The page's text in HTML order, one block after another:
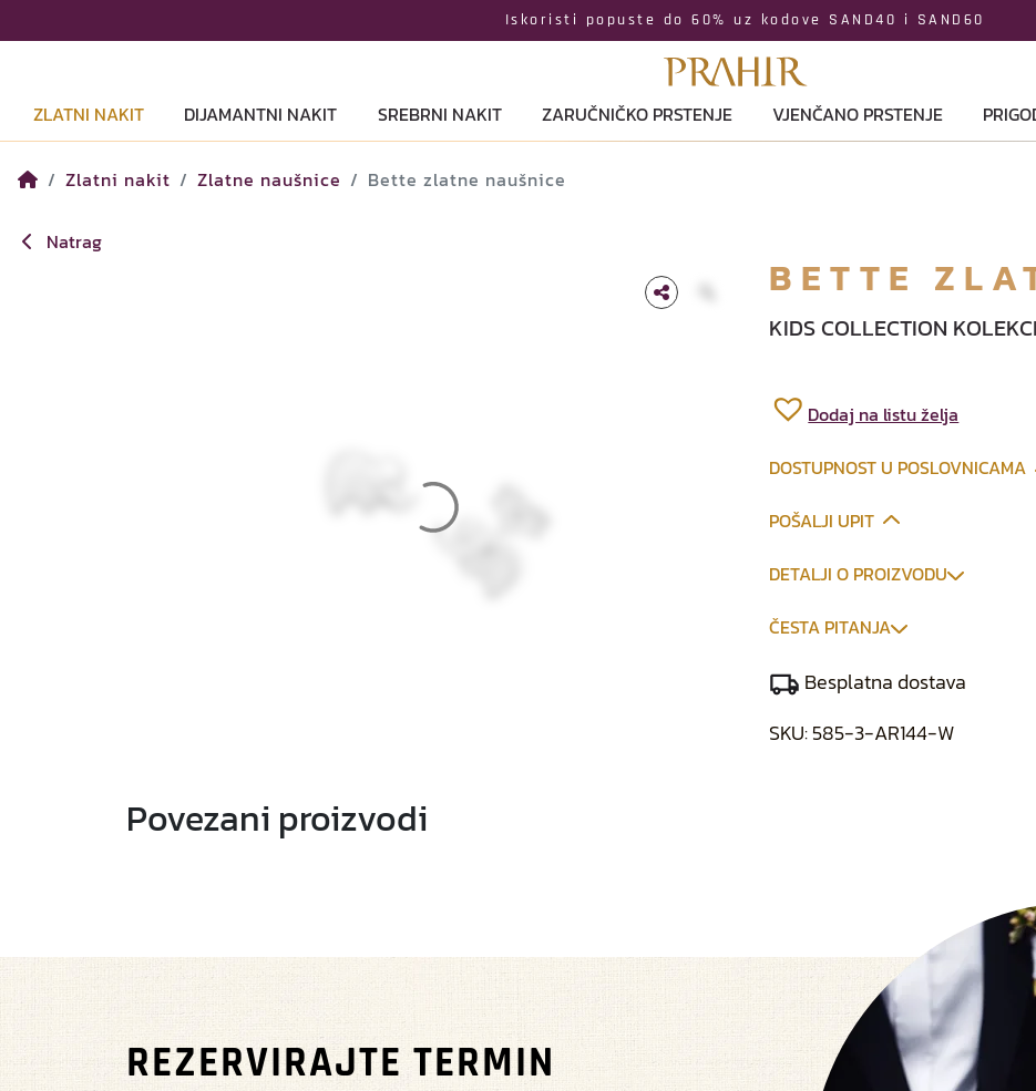
Iskoristi popuste do 60% uz kodove SAND40 i SAND60
ZLATNI NAKIT
DIJAMANTNI NAKIT SREBRNI NAKIT ZARUČNIČKO PRSTENJE VJENČANO PRSTENJE
Zlatni nakit Zlatne naušnice Bette zlatne naušnice
Natrag
BETTE
KIDS COLLECTION
Dodaj na listu želja
DOSTUPNOST U POSLOVNICAMA
POŠALJI UPIT
DETALJI O PROIZVODU
ČESTA PITANJA
Besplatna dostava
SKU:585-3-AR144-W
Povezani proizvodi
REZERVIRAJTE TERMIN